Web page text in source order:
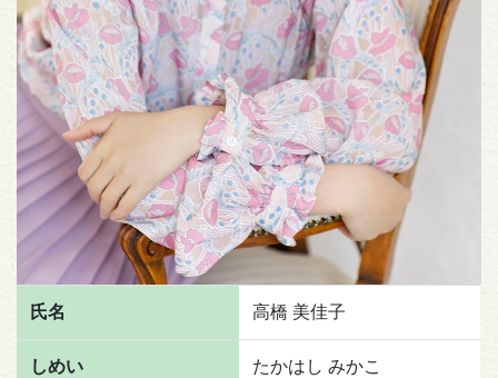
氏名 高橋 美佳子
しめい たかはし みかこ